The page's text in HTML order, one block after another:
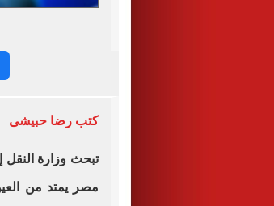
كتب رضا حبيشى
تبحث وزارة النقل
مصر يمتد من